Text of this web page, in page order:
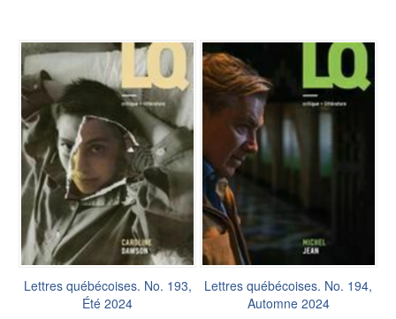
Lettres québécoises. No. 193,
Été 2024
Lettres québécoises. No. 194,
Automne 2024